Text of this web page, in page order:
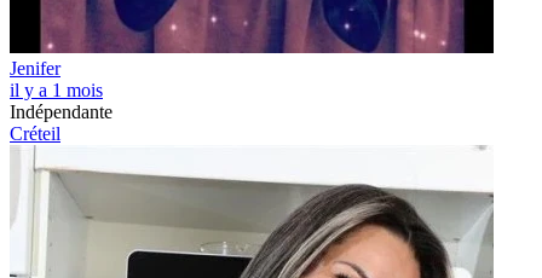
Jenifer
il y a 1 mois
Indépendante
Créteil